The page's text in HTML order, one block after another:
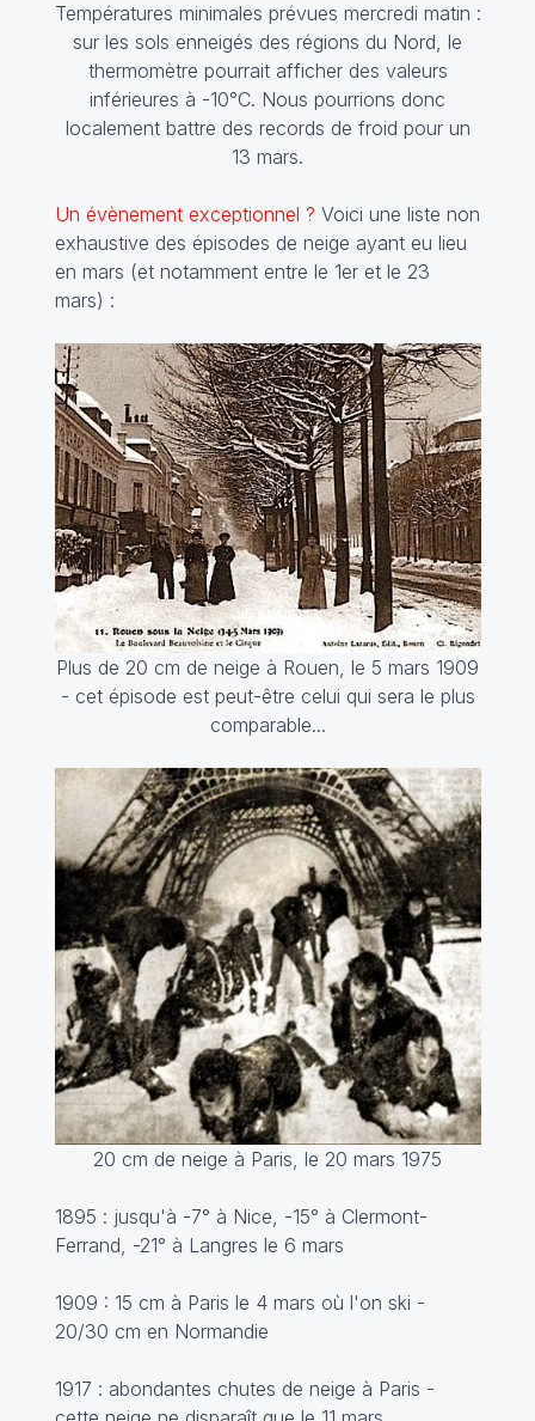
Températures minimales prévues mercredi matin :
sur les sols enneigés des régions du Nord, le
thermomètre pourrait afficher des valeurs
inférieures à -10°C. Nous pourrions donc
localement battre des records de froid pour un
13 mars.
Un évènement exceptionnel ? Voici une liste non
exhaustive des épisodes de neige ayant eu lieu
en mars (et notamment entre le 1er et le 23
mars) :
Plus de 20 cm de neige à Rouen, le 5 mars 1909
- cet épisode est peut-être celui qui sera le plus
comparable...
20 cm de neige à Paris, le 20 mars 1975
1895 : jusqu'à -7° à Nice, -15° à Clermont-
Ferrand, -21° à Langres le 6 mars
1909 : 15 cm à Paris le 4 mars où l'on ski -
20/30 cm en Normandie
1917 : abondantes chutes de neige à Paris -